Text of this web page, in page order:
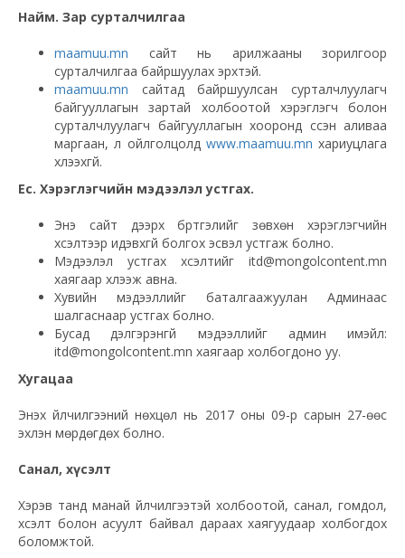
Найм. Зар сурталчилгаа
maamuu.mn сайт нь арилжааны зорилгоор
сурталчилгаа байршуулах эрхтэй.
maamuu.mn сайтад байршуулсан сурталчлуулагч
байгууллагын зартай холбоотой хэрэглэгч болон
сурталчлуулагч байгууллагын хооронд үүссэн аливаа
маргаан, үл ойлголцолд www.maamuu.mn хариуцлага
хүлээхгүй.
Ес. Хэрэглэгчийн мэдээлэл устгах.
Энэ сайт дээрх бүртгэлийг зөвхөн хэрэглэгчийн
хүсэлтээр идэвхгүй болгох эсвэл устгаж болно.
Мэдээлэл устгах хүсэлтийг itd@mongolcontent.mn
хаягаар хүлээж авна.
Хувийн мэдээллийг баталгаажуулан Админаас
шалгаснаар устгах болно.
Бусад дэлгэрэнгүй мэдээллийг админ имэйл:
itd@mongolcontent.mn хаягаар холбогдоно уу.
Хугацаа
Энэхүү үйлчилгээний нөхцөл нь 2017 оны 09-р сарын 27-өөс
эхлэн мөрдөгдөх болно.
Санал, хүсэлт
Хэрэв танд манай үйлчилгээтэй холбоотой, санал, гомдол,
хүсэлт болон асуулт байвал дараах хаягуудаар холбогдох
боломжтой.